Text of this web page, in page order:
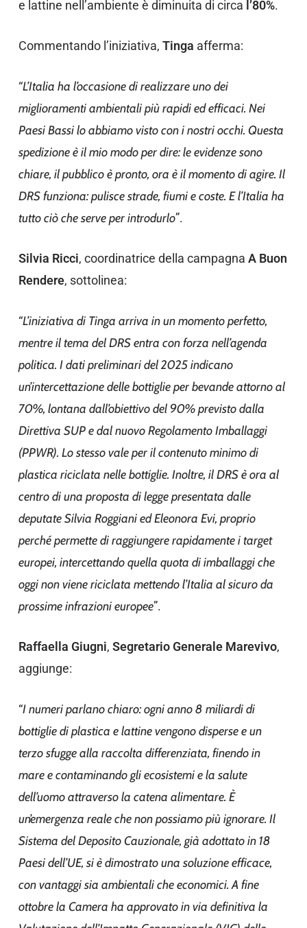
e lattine nell’ambiente è diminuita di circa l’80%.
Commentando l’iniziativa, Tinga afferma:
“L’Italia ha l’occasione di realizzare uno dei
miglioramenti ambientali più rapidi ed efficaci. Nei
Paesi Bassi lo abbiamo visto con i nostri occhi. Questa
spedizione è il mio modo per dire: le evidenze sono
chiare, il pubblico è pronto, ora è il momento di agire. Il
DRS funziona: pulisce strade, fiumi e coste. E l’Italia ha
tutto ciò che serve per introdurlo”.
Silvia Ricci, coordinatrice della campagna A Buon
Rendere, sottolinea:
“L’iniziativa di Tinga arriva in un momento perfetto,
mentre il tema del DRS entra con forza nell’agenda
politica. I dati preliminari del 2025 indicano
un’intercettazione delle bottiglie per bevande attorno al
70%, lontana dall’obiettivo del 90% previsto dalla
Direttiva SUP e dal nuovo Regolamento Imballaggi
(PPWR). Lo stesso vale per il contenuto minimo di
plastica riciclata nelle bottiglie. Inoltre, il DRS è ora al
centro di una proposta di legge presentata dalle
deputate Silvia Roggiani ed Eleonora Evi, proprio
perché permette di raggiungere rapidamente i target
europei, intercettando quella quota di imballaggi che
oggi non viene riciclata mettendo l’Italia al sicuro da
prossime infrazioni europee”.
Raffaella Giugni, Segretario Generale Marevivo,
aggiunge:
“I numeri parlano chiaro: ogni anno 8 miliardi di
bottiglie di plastica e lattine vengono disperse e un
terzo sfugge alla raccolta differenziata, finendo in
mare e contaminando gli ecosistemi e la salute
dell’uomo attraverso la catena alimentare. È
un’emergenza reale che non possiamo più ignorare. Il
Sistema del Deposito Cauzionale, già adottato in 18
Paesi dell’UE, si è dimostrato una soluzione efficace,
con vantaggi sia ambientali che economici. A fine
ottobre la Camera ha approvato in via definitiva la